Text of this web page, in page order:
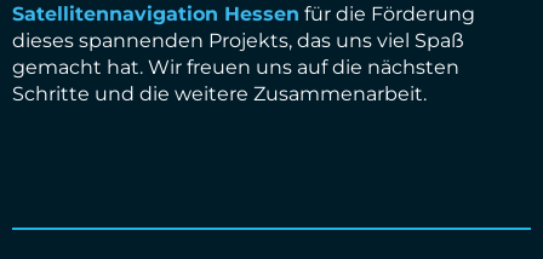
Satellitennavigation Hessen für die Förderung
dieses spannenden Projekts, das uns viel Spaß
gemacht hat. Wir freuen uns auf die nächsten
Schritte und die weitere Zusammenarbeit.